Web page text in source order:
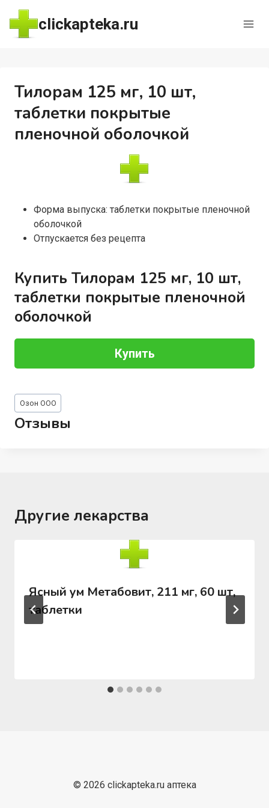
Перейти
содержимому
clickapteka.ru
Тилорам 125 мг, 10 шт,
таблетки покрытые
пленочной оболочкой
Форма выпуска: таблетки покрытые пленочной
оболочкой
Отпускается без рецепта
Купить Тилорам 125 мг, 10 шт,
таблетки покрытые пленочной
оболочкой
Купить
Метки
записи:
Озон ООО
Отзывы
Другие лекарства
Ясный ум Метабовит, 211 мг, 60 шт,
таблетки
© 2026 clickapteka.ru аптека